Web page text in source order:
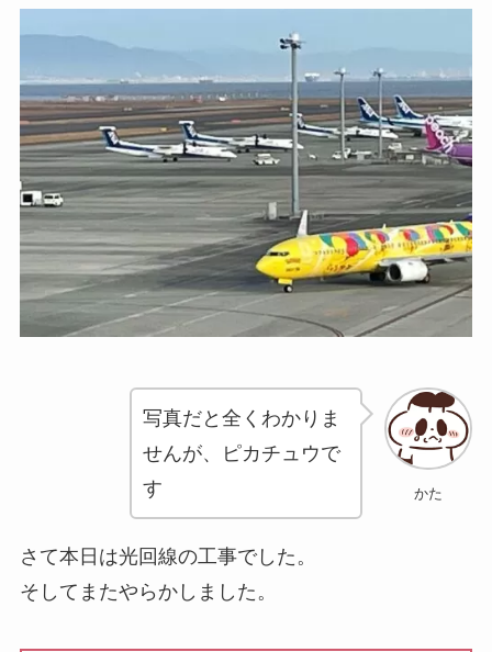
かた
写真だと全くわかりま
せんが、ピカチュウで
す
さて本日は光回線の工事でした。
そしてまたやらかしました。